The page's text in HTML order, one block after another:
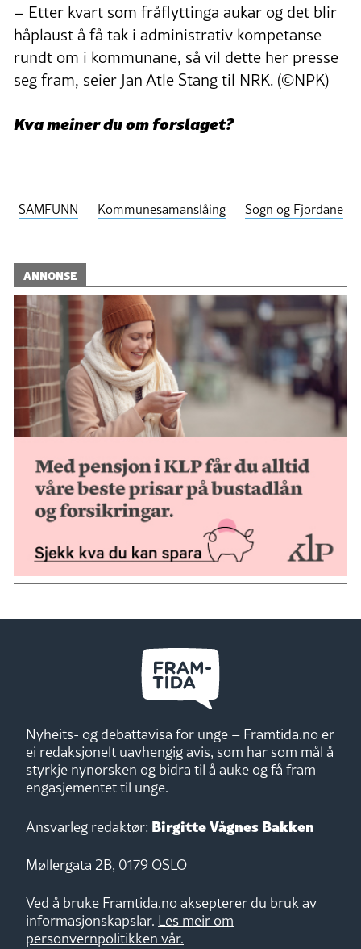
– Etter kvart som fråflyttinga aukar og det blir
håplaust å få tak i administrativ kompetanse
rundt om i kommunane, så vil dette her presse
seg fram, seier Jan Atle Stang til NRK. (©NPK)
Kva meiner du om forslaget?
SAMFUNN Kommunesamanslåing Sogn og Fjordane
ANNONSE
Nyheits- og debattavisa for unge – Framtida.no er
ei redaksjonelt uavhengig avis, som har som mål å
styrkje nynorsken og bidra til å auke og få fram
engasjementet til unge.
Ansvarleg redaktør: Birgitte Vågnes Bakken
Møllergata 2B, 0179 OSLO
Ved å bruke Framtida.no aksepterer du bruk av
informasjonskapslar. Les meir om
personvernpolitikken vår.